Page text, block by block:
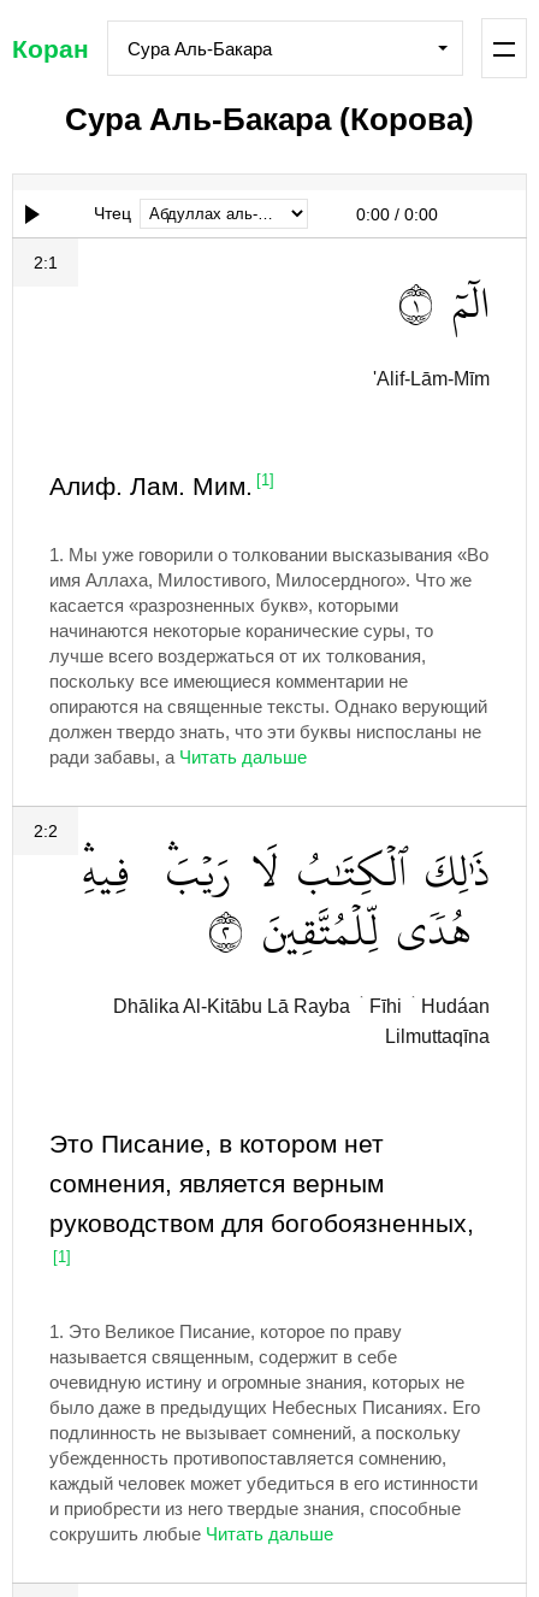
Коран Сура Аль-Бакара
Сура Аль-Бакара (Корова)
Чтец 0:00 / 0:00
2:1 الٓمٓ ١
'Alif-Lām-Mīm
Алиф. Лам. Мим. [1]
1. Мы уже говорили о толковании высказывания «Во
имя Аллаха, Милостивого, Милосердного». Что же
касается «разрозненных букв», которыми
начинаются некоторые коранические суры, то
лучше всего воздержаться от их толкования,
поскольку все имеющиеся комментарии не
опираются на священные тексты. Однако верующий
должен твердо знать, что эти буквы ниспосланы не
ради забавы, а
2:2 ذَٰلِكَ ٱلۡكِتَٰبُ لَا رَيۡبَۛ فِيهِۛ
هُدٗى لِّلۡمُتَّقِينَ ٢
Dhālika Al-Kitābu Lā Rayba ۛ Fīhi ۛ Hudáan
Lilmuttaqīna
Это Писание, в котором нет
сомнения, является верным
руководством для богобоязненных,
[1]
1. Это Великое Писание, которое по праву
называется священным, содержит в себе
очевидную истину и огромные знания, которых не
было даже в предыдущих Небесных Писаниях. Его
подлинность не вызывает сомнений, а поскольку
убежденность противопоставляется сомнению,
каждый человек может убедиться в его истинности
и приобрести из него твердые знания, способные
сокрушить любые